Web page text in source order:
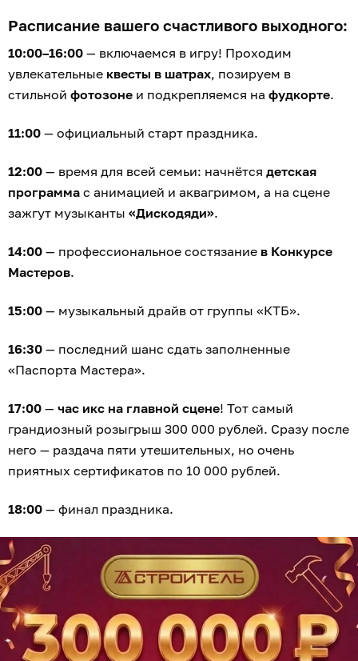
18:00— финал праздника.
ТД «Строитель» уже три десятилетия доказывает, что
ремонт — это не стихийное бедствие, а интересное
занятие, доступное каждому.
Будучи партнёром ведущих застройщиков региона и
надёжным гидом в мире ремонта для тысяч семей,